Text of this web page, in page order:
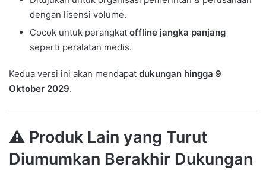
dengan lisensi volume.
Cocok untuk perangkat offline jangka panjang
seperti peralatan medis.
Kedua versi ini akan mendapat dukungan hingga 9
Oktober 2029.
⚠️ Produk Lain yang Turut
Diumumkan Berakhir Dukungan